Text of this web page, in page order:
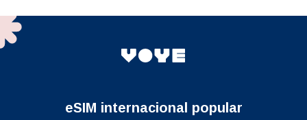
eSIM internacional popular